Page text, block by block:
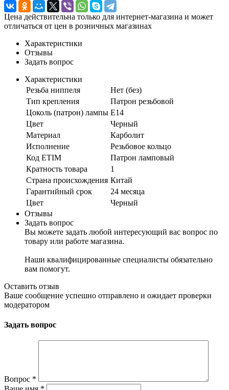
Цена действительна только для интернет-магазина и может
отличаться от цен в розничных магазинах
Характеристики
Отзывы
Задать вопрос
Характеристики
Резьба ниппеля
Нет (без)
Тип крепления
Патрон резьбовой
Цоколь (патрон) лампы E14
Цвет
Черный
Материал
Карболит
Исполнение
Резьбовое кольцо
Код ETIM
Патрон ламповый
Кратность товара
1
Страна происхождения Китай
Гарантийный срок
24 месяца
Цвет
Черный
Отзывы
Задать вопрос
Вы можете задать любой интересующий вас вопрос по
товару или работе магазина.
Наши квалифицированные специалисты обязательно
вам помогут.
Оставить отзыв
Ваше сообщение успешно отправлено и ожидает проверки
модератором
Задать вопрос
Вопрос *